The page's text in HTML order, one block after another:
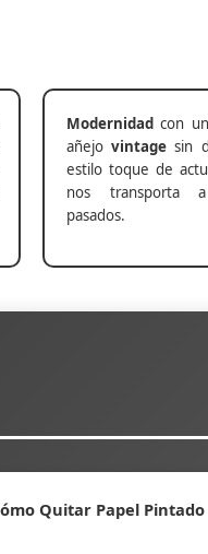
Modernidad con
añejovintage sin
estilo toque de
nos transporta
pasados.
Quitar Papel Pintado